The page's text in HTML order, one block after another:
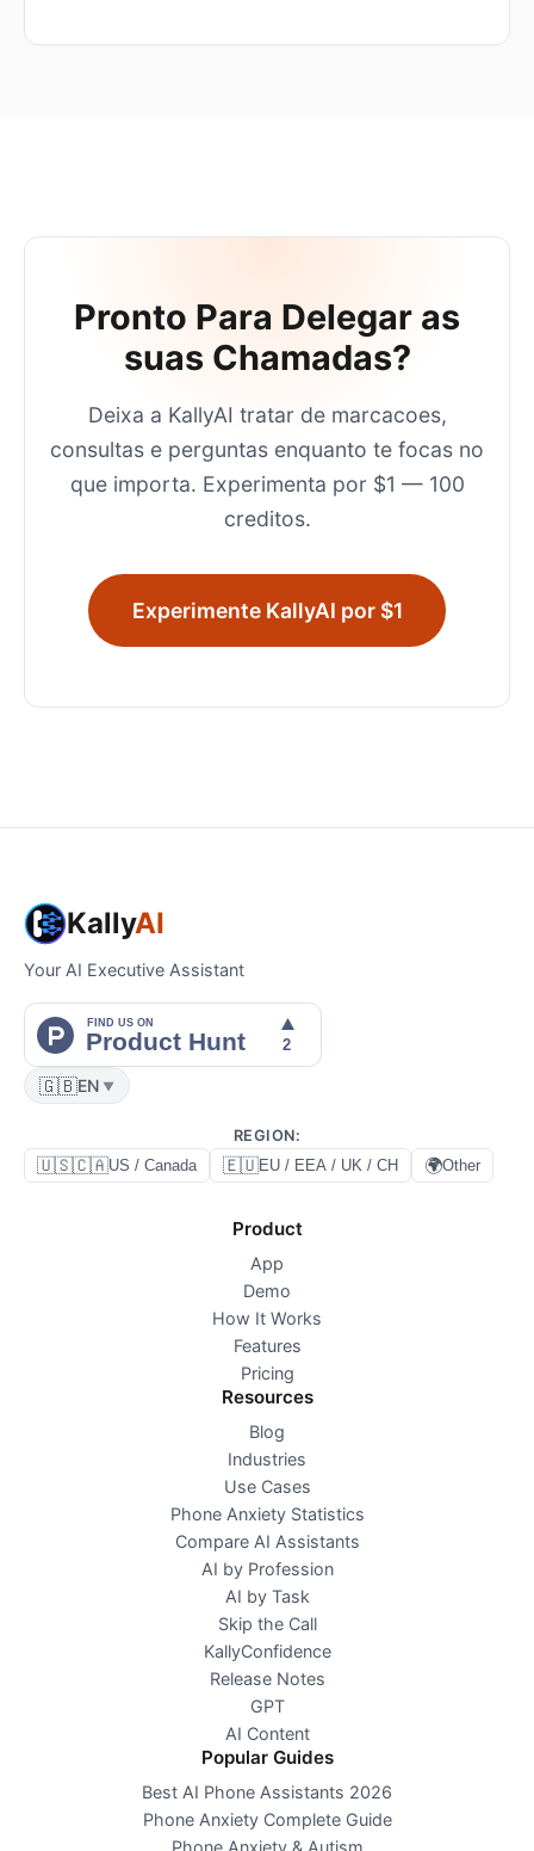
Pronto Para Delegar as
suas Chamadas?
Deixa a KallyAI tratar de marcacoes,
consultas e perguntas enquanto te focas no
que importa. Experimenta por $1 — 100
creditos.
Experimente KallyAI por $1
KallyAI
Your AI Executive Assistant
🇬🇧EN ▼
REGION:
🇺🇸🇨🇦US / Canada 🇪🇺EU / EEA / UK / CH 🌍Other
Product
App
Demo
How It Works
Features
Pricing
Resources
Blog
Industries
Use Cases
Phone Anxiety Statistics
Compare AI Assistants
AI by Profession
AI by Task
Skip the Call
KallyConfidence
Release Notes
GPT
AI Content
Popular Guides
Best AI Phone Assistants 2026
Phone Anxiety Complete Guide
Phone Anxiety & Autism